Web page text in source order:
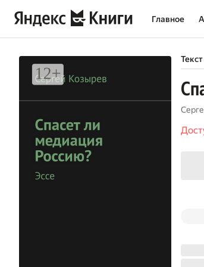
Главное
Текст